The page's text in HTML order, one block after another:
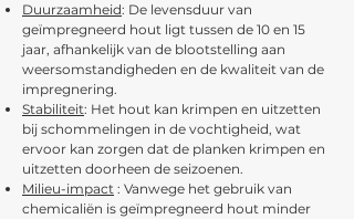
Duurzaamheid: De levensduur van
geïmpregneerd hout ligt tussen de 10 en 15
jaar, afhankelijk van de blootstelling aan
weersomstandigheden en de kwaliteit van de
impregnering.
Stabiliteit: Het hout kan krimpen en uitzetten
bij schommelingen in de vochtigheid, wat
ervoor kan zorgen dat de planken krimpen en
uitzetten doorheen de seizoenen.
Milieu-impact : Vanwege het gebruik van
chemicaliën is geïmpregneerd hout minder